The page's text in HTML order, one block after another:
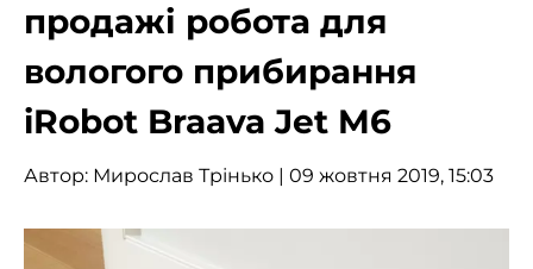
продажі робота для
вологого прибирання
iRobot Braava Jet M6
Автор: Мирослав Трінько | 09 жовтня 2019, 15:03